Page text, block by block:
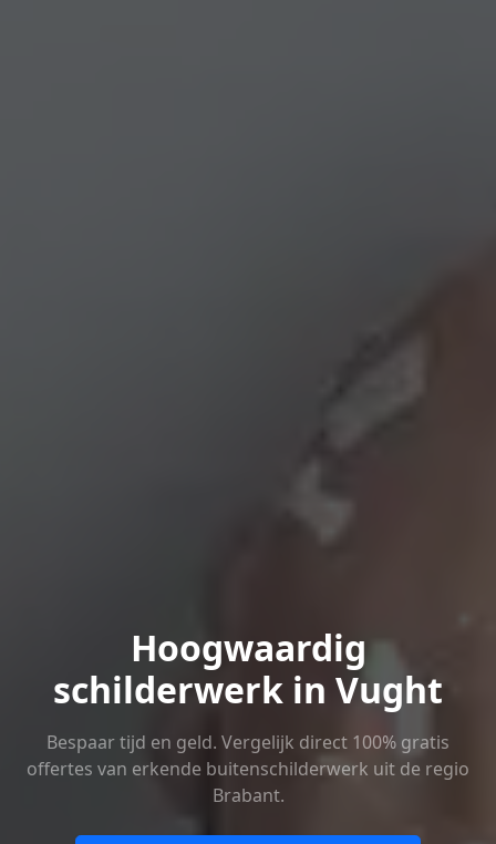
Hoogwaardig
schilderwerk in Vught
Bespaar tijd en geld. Vergelijk direct 100% gratis
offertes van erkende buitenschilderwerk uit de regio
Brabant.